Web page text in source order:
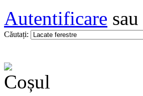
Autentificare sau
Căutați: